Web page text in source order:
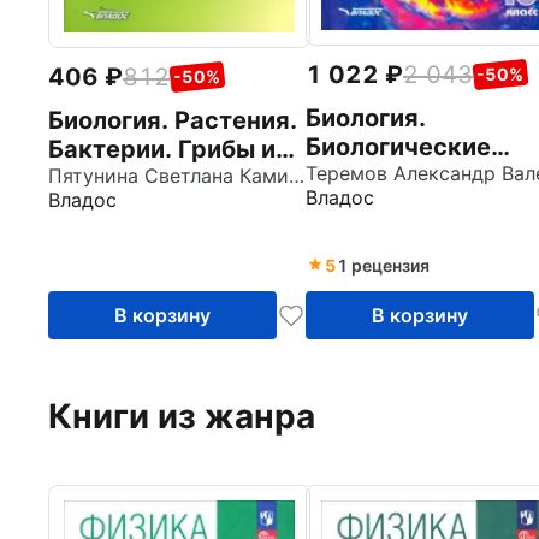
406 812 -50%
Биология. Растения.
Бактерии. Грибы и
лишайники. 7 класс.
Рабочая тетрадь.
Пятунина Светлана Камильевна
Владос
В корзину
1 022 2 043 -50%
Биология.
Биологические
системы и
процессы. 10
уровень. ФГОС
Владос
51 рецензия
В корзину
Книги из жанра